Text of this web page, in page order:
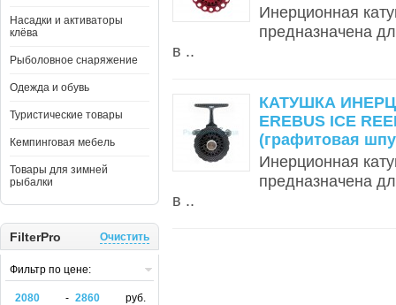
Насадки и активаторы
клёва
Рыболовное снаряжение
Одежда и обувь
Туристические товары
Кемпинговая мебель
Товары для зимней
рыбалки
FilterPro Очистить
Фильтр по цене:
- руб.
Инерционная
предназначена
в ..
КАТУШКА
EREBUS ICE
(графитовая
Инерционная
предназначена
в ..